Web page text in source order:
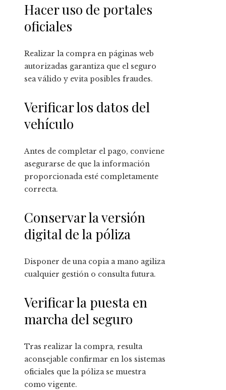
Hacer uso de portales
oficiales
Realizar la compra en páginas web
autorizadas garantiza que el seguro
sea válido y evita posibles fraudes.
Verificar los datos del
vehículo
Antes de completar el pago, conviene
asegurarse de que la información
proporcionada esté completamente
correcta.
Conservar la versión
digital de la póliza
Disponer de una copia a mano agiliza
cualquier gestión o consulta futura.
Verificar la puesta en
marcha del seguro
Tras realizar la compra, resulta
aconsejable confirmar en los sistemas
oficiales que la póliza se muestra
como vigente.